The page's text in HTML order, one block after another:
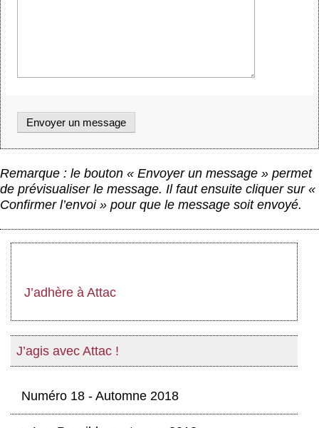
Remarque : le bouton « Envoyer un message » permet
de prévisualiser le message. Il faut ensuite cliquer sur «
Confirmer l’envoi » pour que le message soit envoyé.
J’adhère à Attac
J’agis avec Attac !
Numéro 18 - Automne 2018